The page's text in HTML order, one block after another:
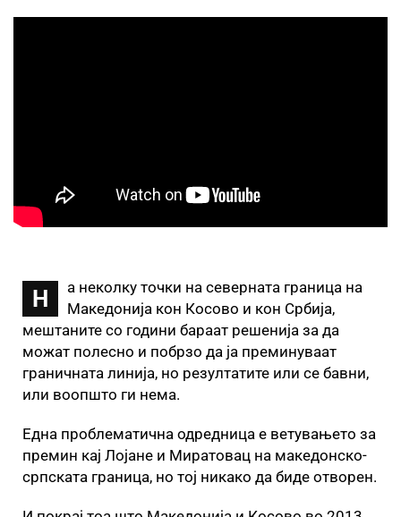
Н
а неколку точки на северната граница на
Македонија кон Косово и кон Србија,
мештаните со години бараат решенија за да
можат полесно и побрзо да ја преминуваат
граничната линија, но резултатите или се бавни,
или воопшто ги нема.
Една проблематична одредница е ветувањето за
премин кај Лојане и Миратовац на македонско-
српската граница, но тој никако да биде отворен.